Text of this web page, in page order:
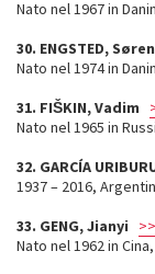
Nato nel 1967 in
30. ENGSTED, Søren
Nato nel 1974 in
31. FIŠKIN, Vadim
Nato nel 1965 in
32. GARCÍA
1937 – 2016,
33. GENG, Jianyi
Nato nel 1962 in